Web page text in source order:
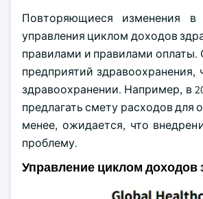
Повторяющиеся изменения в
управления циклом доходов
правилами и правилами оплаты.
предприятий
здравоохранении. Например, в
предлагать смету расходов для
менее, ожидается, что
проблему.
Управление циклом